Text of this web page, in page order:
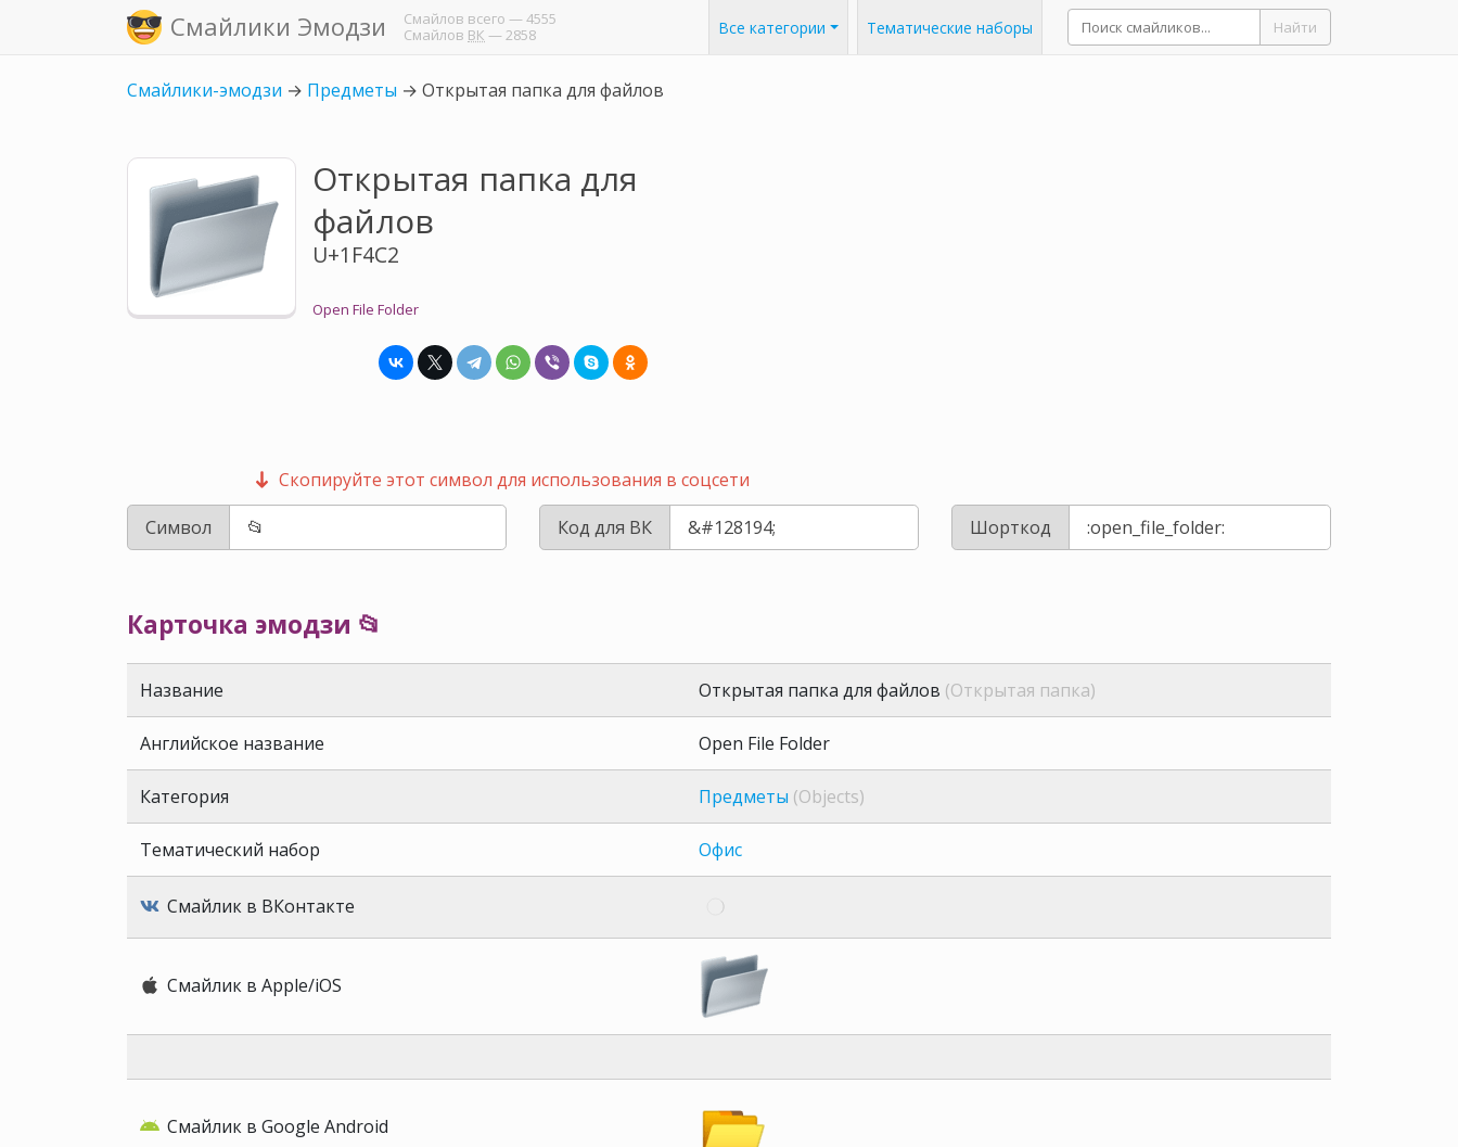
Смайлики Эмодзи Смайлов всего — 4555
Смайлов ВК — 2858 Все категории Тематические наборы Найти
Смайлики-эмодзи → Предметы → Открытая папка для файлов
Открытая папка для
файлов
U+1F4C2
Open File Folder
Скопируйте этот символ для использования в соцсети
Символ
Код для ВК Шорткод
Карточка эмодзи 📂
Название Открытая папка для файлов (Открытая папка)
Английское название Open File Folder
Категория Предметы (Objects)
Тематический набор Офис
Смайлик в ВКонтакте
Смайлик в Apple/iOS
Смайлик в Google Android